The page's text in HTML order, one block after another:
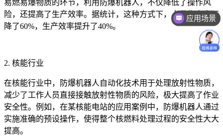
易燃易爆物质的环节，利用防爆机器人，不仅降低了操作风
险，还提高了生产效率。据统计，这种方式下，人员伤亡率下
降了60%，生产效率提升了40%。
2. 核能行业
在核能行业中，防爆机器人自动化技术用于处理放射性物质，
减少了工作人员直接接触放射性物质的风险，极大提高了作业
安全性。例如，在某核能电站的应用案例中，防爆机器人通过
实施准确的预设操作，使得整个核燃料处理过程的安全性大大
提高。
应用场景